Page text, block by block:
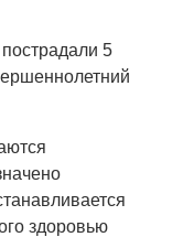
5
здоровью